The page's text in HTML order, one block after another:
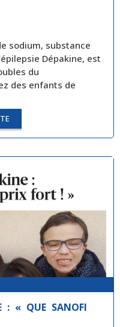
sodium, substance
Dépakine, est
du
des enfants de
: « QUE SANOFI